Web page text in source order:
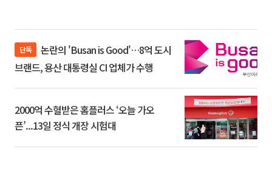
단독
브랜드, 용산 대통령실 CI 업체가 수행
2000억 수혈받은 홈플러스 ‘오늘 가오
픈’...13일 정식 개장 시험대